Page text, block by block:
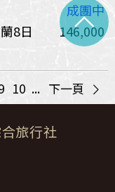
成團中
8日
146,000
10 ... 下一頁 >
旅行社
^